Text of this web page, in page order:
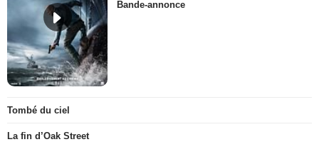
Bande-annonce
Tombé du ciel
La fin d’Oak Street